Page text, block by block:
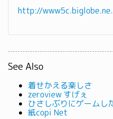
http://
See Also
着せかえる楽しさ
zeroview すげぇ
ひさしぶりにゲームし
紙copi Net